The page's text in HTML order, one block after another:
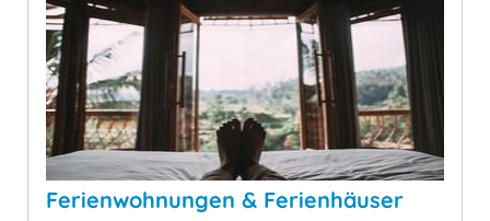
Ferienwohnungen & Ferienhäuser